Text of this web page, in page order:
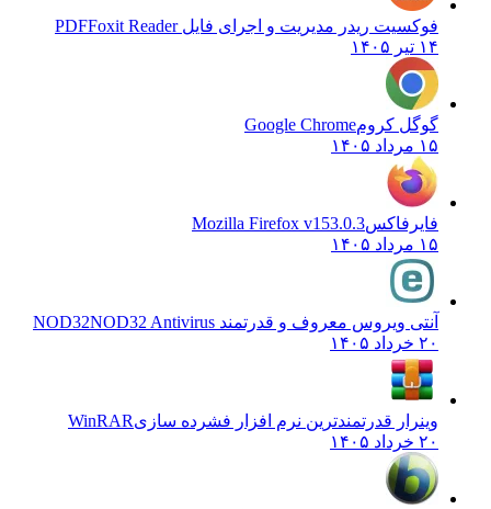
فوکسیت ریدر مدیریت و اجرای فایل PDFFoxit Reader
۱۴ تیر ۱۴۰۵
گوگل کرومGoogle Chrome
۱۵ مرداد ۱۴۰۵
فایرفاکسMozilla Firefox v153.0.3
۱۵ مرداد ۱۴۰۵
آنتی ویروس معروف و قدرتمند NOD32 NOD32 Antivirus
۲۰ خرداد ۱۴۰۵
وینرار قدرتمندترین نرم افزار فشرده سازیWinRAR
۲۰ خرداد ۱۴۰۵